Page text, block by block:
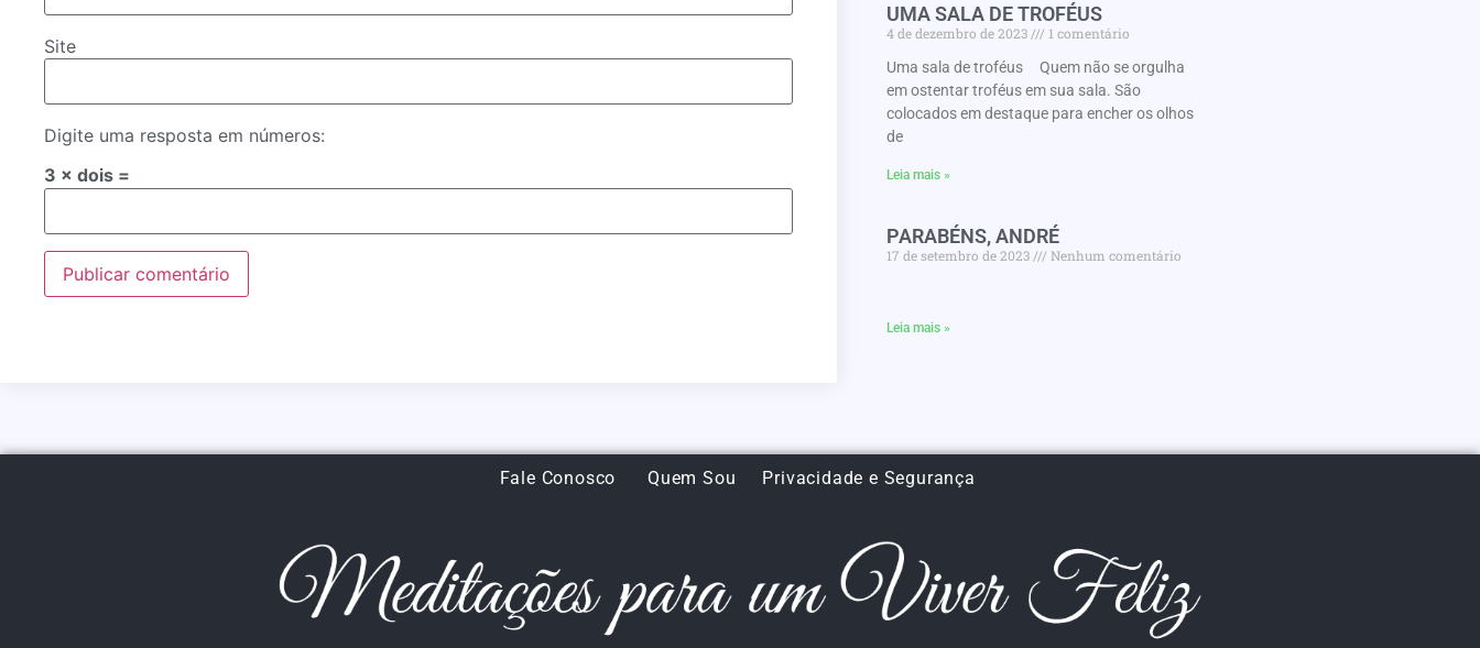
Site
Digite uma resposta em números:
3 × dois =
UMA SALA DE TROFÉUS
4 de dezembro de 2023
1 comentário
Uma sala de troféus Quem não se orgulha
em ostentar troféus em sua sala. São
colocados em destaque para encher os olhos
de
Leia mais »
PARABÉNS, ANDRÉ
17 de setembro de 2023 Nenhum comentário
Leia mais »
Fale Conosco Quem Sou Privacidade e Segurança